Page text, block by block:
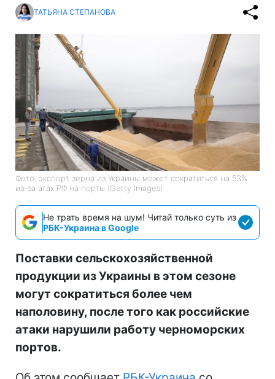
ТАТЬЯНА СТЕПАНОВА
Фото: экспорт зерна из Украины может сократиться на 53%
из-за атак РФ на порты (Getty Images)
Не трать время на шум! Читай только суть из
РБК-Украина в Google
Поставки сельскохозяйственной
продукции из Украины в этом сезоне
могут сократиться более чем
наполовину, после того как российские
атаки нарушили работу черноморских
портов.